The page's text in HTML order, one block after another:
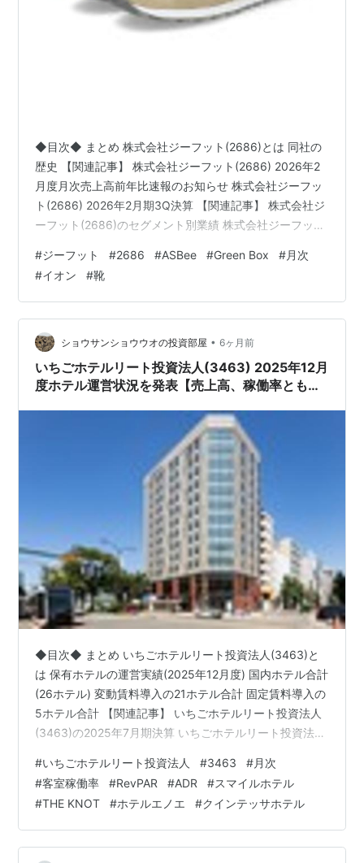
◆目次◆ まとめ 株式会社ジーフット(2686)とは 同社の
歴史 【関連記事】 株式会社ジーフット(2686) 2026年2
月度月次売上高前年比速報のお知らせ 株式会社ジーフッ
ト(2686) 2026年2月期3Q決算 【関連記事】 株式会社ジ
ーフット(2686)のセグメント別業績 株式会社ジーフット
ーフット(2686)の配当利回り 株式会社ジーフット(2686)
の株主優待 【関連記事】 ブログをご覧頂き、ありがとう
ございます。 私は「shousanshouuo」と申します。 中小
型バリュー株を中心とした長期投資スタンスで、 兼業投
資…
#ジーフット #2686 #ASBee #Green Box #月次
#イオン #靴
ショウサンショウウオの投資部屋 • 6ヶ月前
いちごホテルリート投資法人(3463) 2025年12月
度ホテル運営状況を発表【売上高、稼働率ともに
◆目次◆ まとめ いちごホテルリート投資法人(3463)と
は 保有ホテルの運営実績(2025年12月度) 国内ホテル合計
(26ホテル) 変動賃料導入の21ホテル合計 固定賃料導入の
5ホテル合計 【関連記事】 いちごホテルリート投資法人
(3463)の2025年7月期決算 いちごホテルリート投資法人
投資法人(3463)の予想分配金利回り いちごホテルリート
投資法人(3463)の投資主優待 いちごJリーグ株主・投資
主優待 【関連記事】 宿泊代金割引 【関連記事】 ブログ
をご覧頂き、ありがとうございます。 私は
「shousanshouuo」…
#いちごホテルリート投資法人 #3463 #月次
#客室稼働率 #RevPAR #ADR #スマイルホテル
#THE KNOT #ホテルエノエ #クインテッサホテル